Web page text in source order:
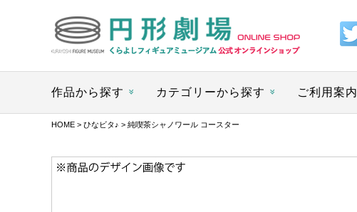
作品から探す カテゴリーから探す ご利用案内
HOME > ひなビタ♪ > 純喫茶シャノワール コースター